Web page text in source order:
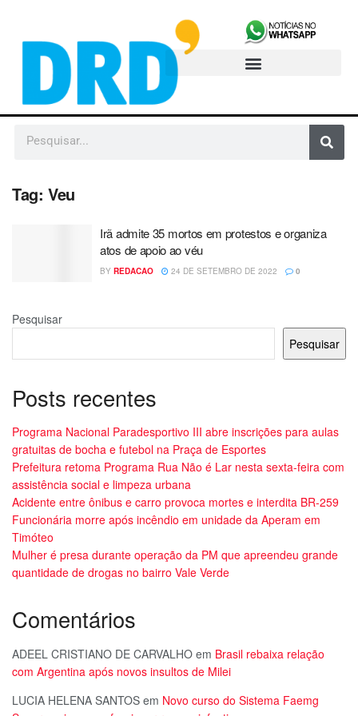
Tag: Veu
Irã admite 35 mortos em protestos e organiza
atos de apoio ao véu
BY REDACAO 24 DE SETEMBRO DE 2022 0
Pesquisar
Pesquisar
Posts recentes
Programa Nacional Paradesportivo III abre inscrições para aulas
gratuitas de bocha e futebol na Praça de Esportes
Prefeitura retoma Programa Rua Não é Lar nesta sexta-feira com
assistência social e limpeza urbana
Acidente entre ônibus e carro provoca mortes e interdita BR-259
Funcionária morre após incêndio em unidade da Aperam em
Timóteo
Mulher é presa durante operação da PM que apreendeu grande
quantidade de drogas no bairro Vale Verde
Comentários
ADEEL CRISTIANO DE CARVALHO em Brasil rebaixa relação
com Argentina após novos insultos de Milei
LUCIA HELENA SANTOS em Novo curso do Sistema Faemg